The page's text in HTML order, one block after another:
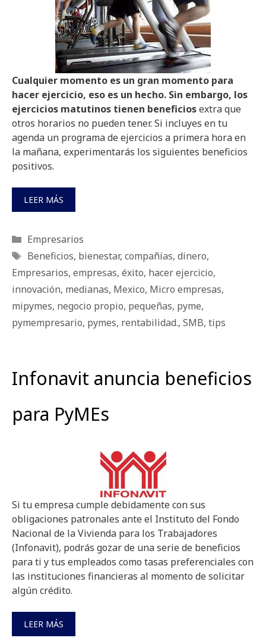
Cualquier momento es un gran momento para
hacer ejercicio, eso es un hecho. Sin embargo, los
ejercicios matutinos tienen beneficiosextra que
otros horarios no pueden tener. Si incluyes en tu
agenda un programa de ejercicios a primera hora en
la mañana, experimentarás los siguientes beneficios
positivos.
LEER MÁS
Categorías
Empresarios
Etiquetas
Beneficios, bienestar, compañías, dinero,
Empresarios, empresas, éxito, hacer ejercicio,
innovación, medianas, Mexico, Micro empresas,
mipymes, negocio propio, pequeñas, pyme,
pymempresario, pymes, rentabilidad., SMB, tips
Infonavit anuncia beneficios
para PyMEs
Si tu empresa cumple debidamente con sus
obligaciones patronales ante el Instituto del Fondo
Nacional de la Vivienda para los Trabajadores
(Infonavit), podrás gozar de una serie de beneficios
para ti y tus empleados como tasas preferenciales con
las instituciones financieras al momento de solicitar
algún crédito.
LEER MÁS